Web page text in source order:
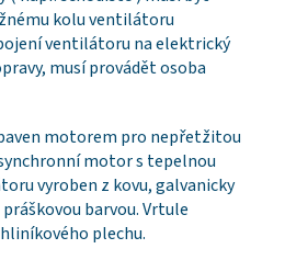
kolu ventilátoru
ventilátoru na elektrický
musí provádět osoba
motorem pro nepřetžitou
motor s tepelnou
vyroben z kovu, galvanicky
barvou. Vrtule
plechu.